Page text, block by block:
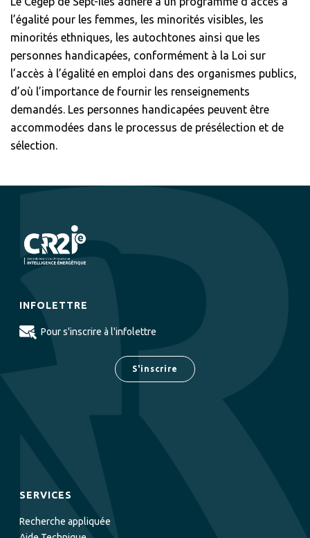
l’égalité pour les femmes, les minorités visibles, les
minorités ethniques, les autochtones ainsi que les
personnes handicapées, conformément à la Loi sur
l’accès à l’égalité en emploi dans des organismes publics,
d’où l’importance de fournir les renseignements
demandés. Les personnes handicapées peuvent être
accommodées dans le processus de présélection et de
sélection.
INFOLETTRE
Pour s'inscrire à l'infolettre
S'inscrire
SERVICES
Recherche appliquée